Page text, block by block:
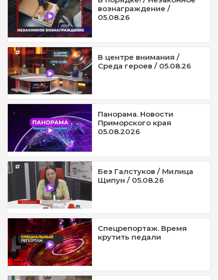
вознаграждение /
05.08.26
В центре внимания /
Среда героев / 05.08.26
Панорама. Новости
Приморского края
05.08.2026
Без Галстуков / Милица
Щипун / 05.08.26
Спецрепортаж. Время
крутить педали